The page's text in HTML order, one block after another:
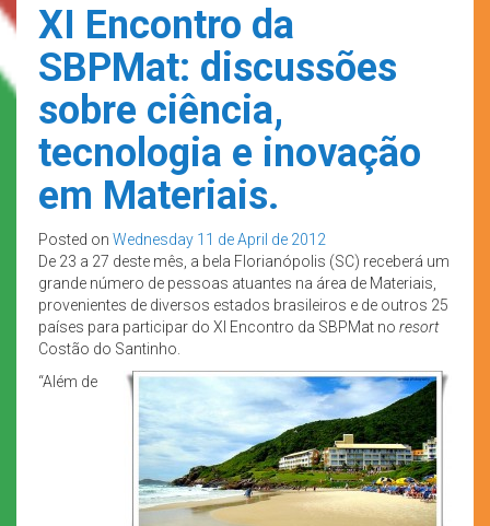
XI Encontro da
SBPMat: discussões
sobre ciência,
tecnologia e inovação
em Materiais.
Posted on Wednesday 11 de April de 2012
De 23 a 27 deste mês, a bela Florianópolis (SC) receberá um
grande número de pessoas atuantes na área de Materiais,
provenientes de diversos estados brasileiros e de outros 25
países para participar do XI Encontro da SBPMat no resort
Costão do Santinho.
“Além de